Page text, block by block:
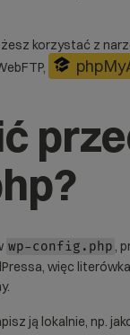
korzystać z
wp-config.php ,
więc
ją lokalnie, np.